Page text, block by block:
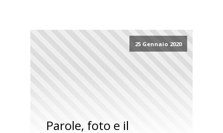
25 Gennaio 2020
Parole, foto e il